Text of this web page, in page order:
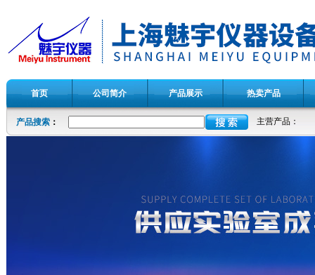
首页 公司简介 产品展示 热卖产品
产品搜索 ： 主营产品：